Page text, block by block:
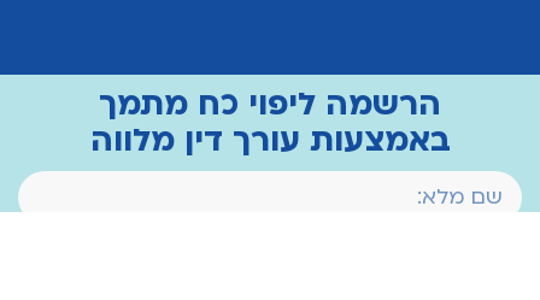
הרשמה ליפוי כח מתמך
באמצעות עורך דין מלווה